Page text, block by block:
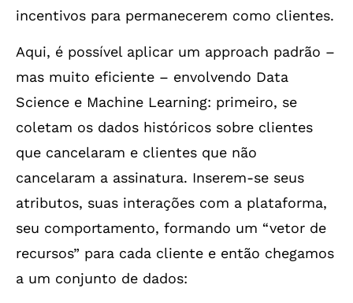
incentivos para permanecerem como clientes.
Aqui, é possível aplicar um approach padrão –
mas muito eficiente – envolvendo Data
Science e Machine Learning: primeiro, se
coletam os dados históricos sobre clientes
que cancelaram e clientes que não
cancelaram a assinatura. Inserem-se seus
atributos, suas interações com a plataforma,
seu comportamento, formando um “vetor de
recursos” para cada cliente e então chegamos
a um conjunto de dados: